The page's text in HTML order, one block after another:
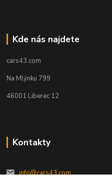
Kde nás najdete
cars43.com
Na Mlýnku 799
46001 Liberec 12
Kontakty
info@cars43.com